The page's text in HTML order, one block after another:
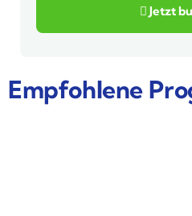
Jetzt
Empfohlene